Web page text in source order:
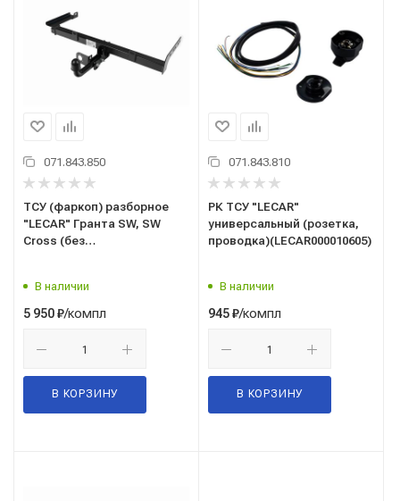
071.843.850
ТСУ (фаркоп) разборное
"LECAR" Гранта SW, SW
Cross (без
В наличии
5 950₽/компл
В КОРЗИНУ
071.843.810
РК ТСУ "LECAR"
универсальный (розетка,
проводка)(LECAR000010605)
В наличии
945₽/компл
В КОРЗИНУ